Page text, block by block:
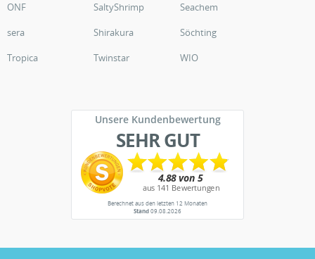
ONF
SaltyShrimp
Seachem
sera
Shirakura
Söchting
Tropica
Twinstar WIO
Unsere Kundenbewertung
SEHR GUT
Berechnet aus den letzten 12 Monaten
Stand09.08.2026